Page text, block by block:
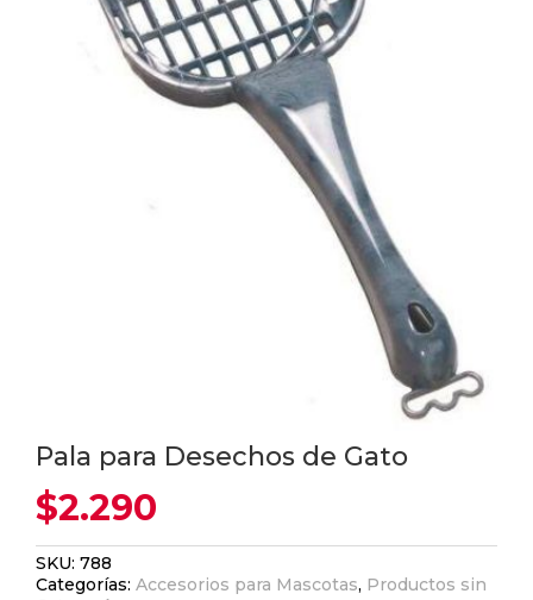
Pala para Desechos de Gato
$2.290
SKU:788
Categorías:Accesorios para Mascotas, Productos sin